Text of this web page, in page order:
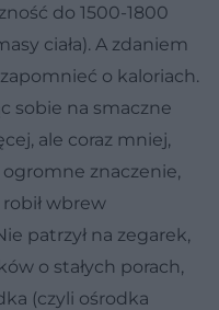
do 1500-1800
ciała). A zdaniem
o kaloriach.
sobie na smaczne
ale coraz mniej,
znaczenie,
wbrew
patrzył na zegarek,
o stałych porach,
(czyli ośrodka